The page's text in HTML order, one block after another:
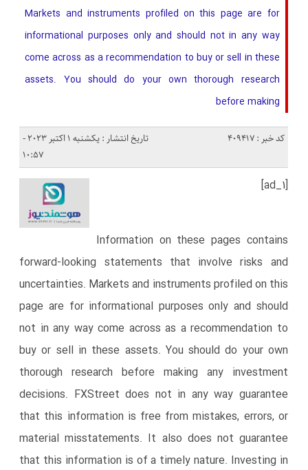
Markets and instruments profiled on this page are for
informational purposes only and should not in any way
come across as a recommendation to buy or sell in these
assets. You should do your own thorough research
before making
کد خبر : 409417
تاریخ انتشار : یکشنبه 1 اکتبر 2023 -
10:57
[ad_1]
Information on these pages contains
forward-looking statements that involve risks and
uncertainties. Markets and instruments profiled on this
page are for informational purposes only and should
not in any way come across as a recommendation to
buy or sell in these assets. You should do your own
thorough research before making any investment
decisions. FXStreet does not in any way guarantee
that this information is free from mistakes, errors, or
material misstatements. It also does not guarantee
that this information is of a timely nature. Investing in